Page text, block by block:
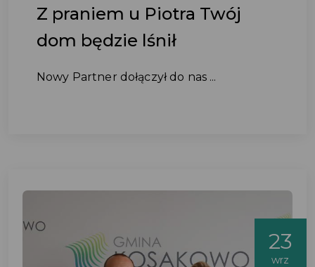
Z praniem u Piotra Twój
dom będzie lśnił
Nowy Partner dołączył do nas ...
23
wrz